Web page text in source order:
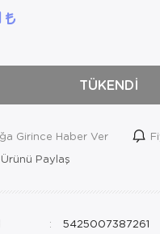
TÜKENDİ
Girince Haber Ver
Paylaş
5425007387261